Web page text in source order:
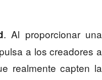
. Al proporcionar una
a los creadores a
realmente capten la